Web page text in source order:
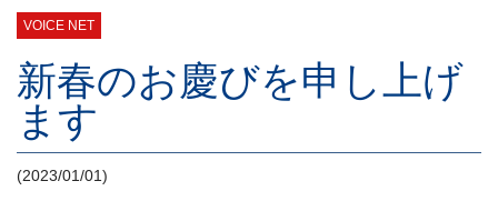
VOICE NET
新春のお慶びを申し上げ
ます
(2023/01/01)